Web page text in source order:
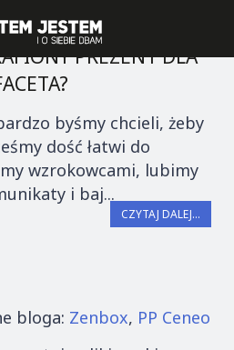
PREZENT DLA
byśmy chcieli, żeby
dość łatwi do
wzrokowcami, lubimy
i baj...
CZYTAJ DALEJ...
bloga: Zenbox, PP Ceneo